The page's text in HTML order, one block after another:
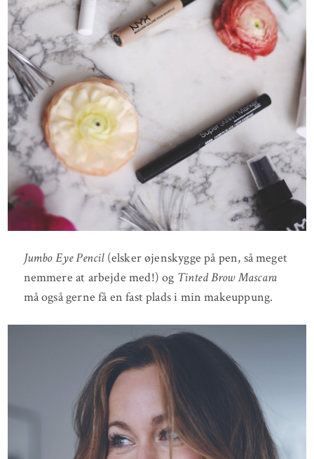
Jumbo Eye Pencil(elsker øjenskygge på pen, så meget
nemmere at arbejde med!) og Tinted Brow Mascara
må også gerne få en fast plads i min makeuppung.